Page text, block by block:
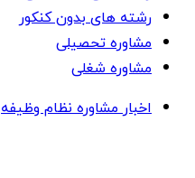
رشته های بدون کنکور
مشاوره تحصیلی
مشاوره شغلی
اخبار مشاوره نظام وظیفه